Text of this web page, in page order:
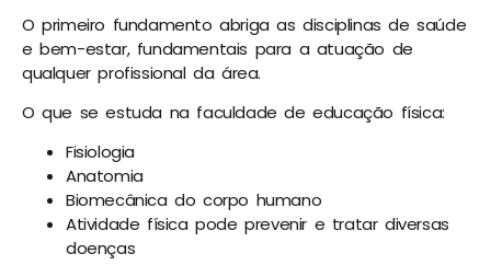
O primeiro fundamento abriga as disciplinas de saúde
e bem-estar, fundamentais para a atuação de
qualquer profissional da área.
O que se estuda na faculdade de educação física:
Fisiologia
Anatomia
Biomecânica do corpo humano
Atividade física pode prevenir e tratar diversas
doenças